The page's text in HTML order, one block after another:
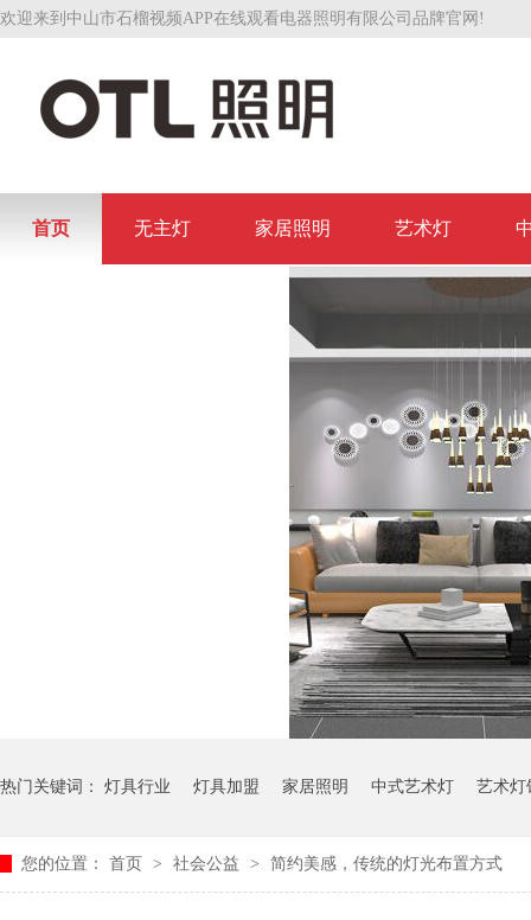
欢迎来到中山市石榴视频APP在线观看电器照明有限公司品牌官网!
首页 无主灯 家居照明 艺术灯
热门关键词： 灯具行业 灯具加盟 家居照明 中式艺术灯 艺术灯
您的位置： 首页 > 社会公益 > 简约美感，传统的灯光布置方式